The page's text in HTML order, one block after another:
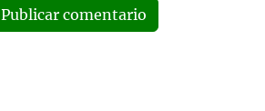
Publicar comentario